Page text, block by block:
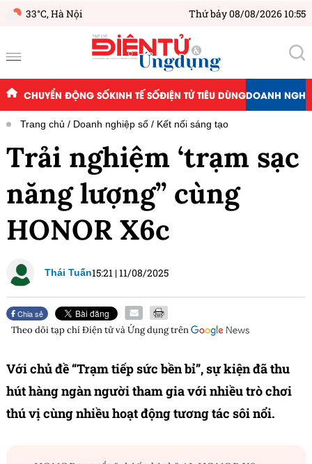
33°C,Hà Nội Thứ bảy 08/08/2026 10:55
CHUYỂN ĐỘNG SỐKINH TẾ SỐĐIỆN TỬ TIÊU DÙNGDOANH
Trang chủ Doanh nghiệp số Kết nối sáng tạo
Trải nghiệm ‘trạm sạc
năng lượng” cùng
HONOR X6c
Thái Tuấn15:21 |11/08/2025
Chia sẻ
Theo dõi tạp chíĐiện tử và Ứng dụngtrên
Với chủ đề “Trạm tiếp sức bền bỉ”, sự kiện đã thu
hút hàng ngàn người tham gia với nhiều trò chơi
thú vị cùng nhiều hoạt động tương tác sôi nổi.